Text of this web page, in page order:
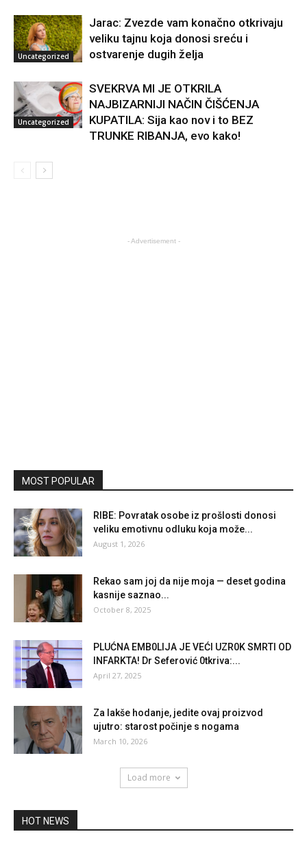
Uncategorized
Jarac: Zvezde vam konačno otkrivaju
veliku tajnu koja donosi sreću i
ostvarenje dugih želja
Uncategorized
SVEKRVA MI JE OTKRILA
NAJBIZARNIJI NAČIN ČIŠĆENJA
KUPATILA: Sija kao nov i to BEZ
TRUNKE RIBANJA, evo kako!
- Advertisement -
MOST POPULAR
RIBE: Povratak osobe iz prošlosti donosi
veliku emotivnu odluku koja može...
August 1, 2026
Rekao sam joj da nije moja — deset godina
kasnije saznao...
October 8, 2025
PLUĆNA EMB0LIJA JE VEĆI UZR0K SMRTI OD
INFARKTA! Dr Seferović 0tkriva:...
April 27, 2025
Za lakše hodanje, jedite ovaj proizvod
ujutro: starost počinje s nogama
March 10, 2026
Load more
HOT NEWS